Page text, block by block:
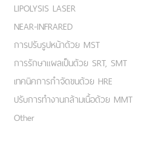
LIPOLYSIS LASER
NEAR-INFRARED
การปรับรูปหน้าด้วย MST
การรักษาแผลเป็นด้วย SRT, SMT
เทคนิคการกำจัดขนด้วย HRE
ปรับการทำงานกล้ามเนื้อด้วย MMT
Other